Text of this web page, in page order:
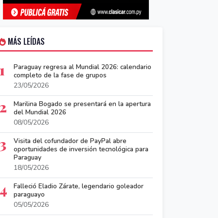
MÁS LEÍDAS
Paraguay regresa al Mundial 2026: calendario
completo de la fase de grupos
23/05/2026
Marilina Bogado se presentará en la apertura
del Mundial 2026
08/05/2026
Visita del cofundador de PayPal abre
oportunidades de inversión tecnológica para
Paraguay
18/05/2026
Falleció Eladio Zárate, legendario goleador
paraguayo
05/05/2026